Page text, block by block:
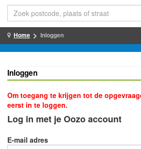
Home Inloggen
Inloggen
Om toegang te krijgen tot de
eerst in te loggen.
Log in met je Oozo account
E-mail adres